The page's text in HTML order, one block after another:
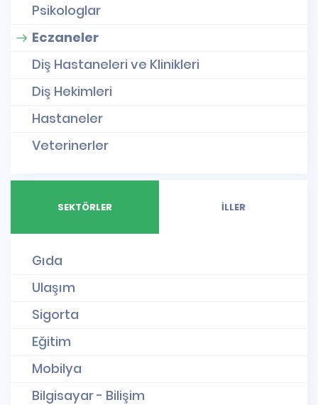
Psikologlar
Eczaneler
Diş Hastaneleri ve Klinikleri
Diş Hekimleri
Hastaneler
Veterinerler
SEKTÖRLER İLLER
Gıda
Ulaşım
Sigorta
Eğitim
Mobilya
Bilgisayar - Bilişim